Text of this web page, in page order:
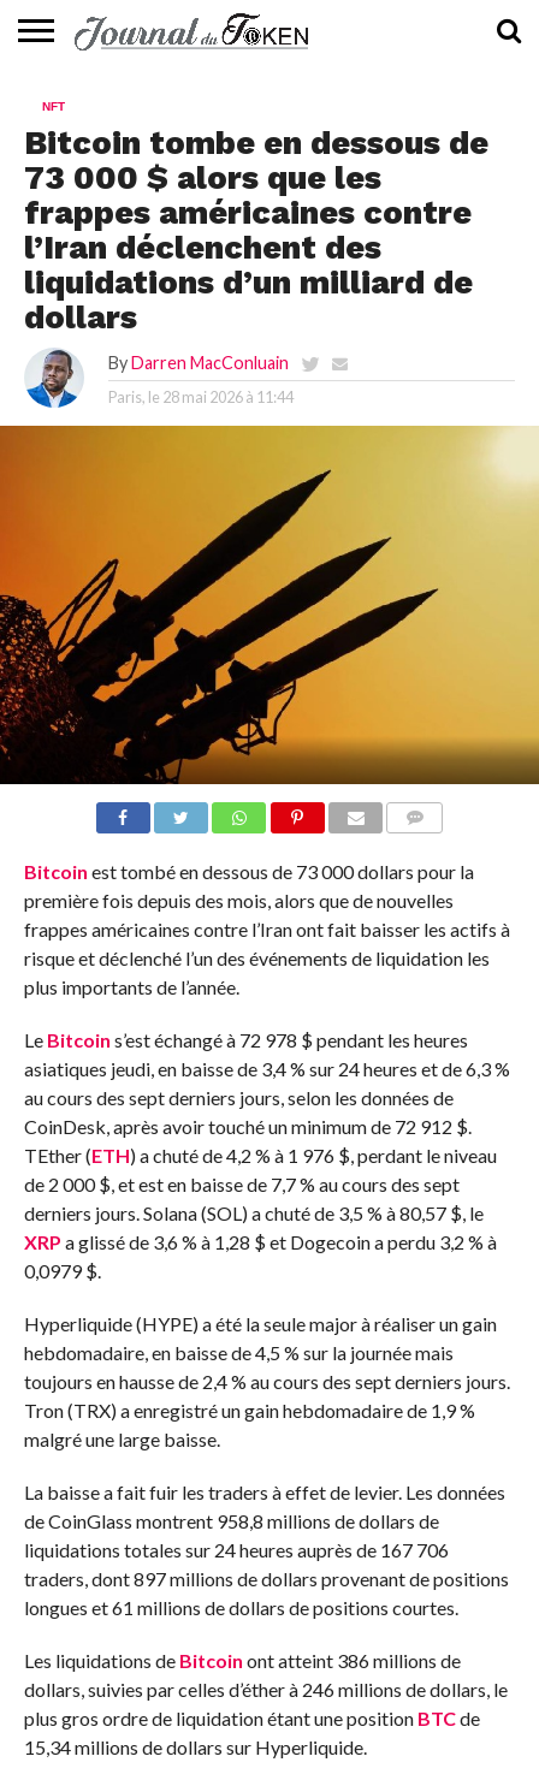
📰
EVALUATION
GUIDE
TENDANCES
À
CONTACTEZ-
NFT
Bitcoin tombe en dessous de
73 000 $ alors que les
frappes américaines contre
l’Iran déclenchent des
liquidations d’un milliard de
dollars
By Darren MacConluain
Paris, le 28 mai 2026 à 11:44
Bitcoin est tombé en dessous de 73 000 dollars pour la
première fois depuis des mois, alors que de nouvelles
frappes américaines contre l’Iran ont fait baisser les actifs à
risque et déclenché l’un des événements de liquidation les
plus importants de l’année.
Le Bitcoin s’est échangé à 72 978 $ pendant les heures
asiatiques jeudi, en baisse de 3,4 % sur 24 heures et de 6,3 %
au cours des sept derniers jours, selon les données de
CoinDesk, après avoir touché un minimum de 72 912 $.
TEther (ETH) a chuté de 4,2 % à 1 976 $, perdant le niveau
de 2 000 $, et est en baisse de 7,7 % au cours des sept
derniers jours. Solana (SOL) a chuté de 3,5 % à 80,57 $, le
XRP a glissé de 3,6 % à 1,28 $ et Dogecoin a perdu 3,2 % à
0,0979 $.
Hyperliquide (HYPE) a été la seule major à réaliser un gain
hebdomadaire, en baisse de 4,5 % sur la journée mais
toujours en hausse de 2,4 % au cours des sept derniers jours.
Tron (TRX) a enregistré un gain hebdomadaire de 1,9 %
malgré une large baisse.
La baisse a fait fuir les traders à effet de levier. Les données
de CoinGlass montrent 958,8 millions de dollars de
liquidations totales sur 24 heures auprès de 167 706
traders, dont 897 millions de dollars provenant de positions
longues et 61 millions de dollars de positions courtes.
Les liquidations de Bitcoin ont atteint 386 millions de
dollars, suivies par celles d’éther à 246 millions de dollars, le
plus gros ordre de liquidation étant une position BTCde
15,34 millions de dollars sur Hyperliquide.